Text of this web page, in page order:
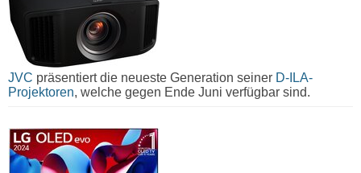
JVC präsentiert die neueste Generation seiner D-ILA-
Projektoren, welche gegen Ende Juni verfügbar sind.